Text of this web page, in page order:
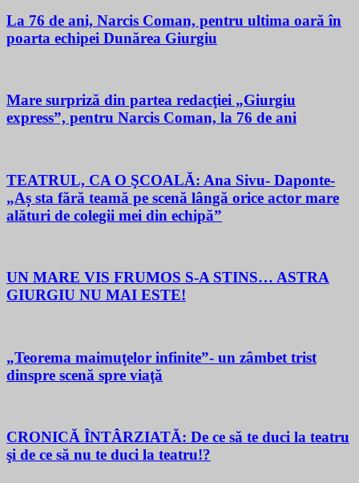
La 76 de ani, Narcis Coman, pentru ultima oară în
poarta echipei Dunărea Giurgiu
Mare surpriză din partea redacţiei „Giurgiu
express”, pentru Narcis Coman, la 76 de ani
TEATRUL, CA O ŞCOALĂ: Ana Sivu- Daponte-
„Aș sta fără teamă pe scenă lângă orice actor mare
alături de colegii mei din echipă”
UN MARE VIS FRUMOS S-A STINS… ASTRA
GIURGIU NU MAI ESTE!
„Teorema maimuţelor infinite”- un zâmbet trist
dinspre scenă spre viaţă
CRONICĂ ÎNTÂRZIATĂ: De ce să te duci la teatru
şi de ce să nu te duci la teatru!?